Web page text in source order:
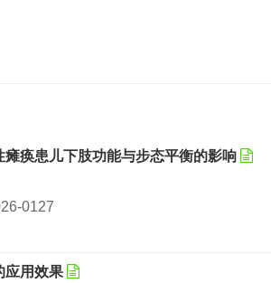
痪患儿下肢功能与步态平衡的影响
0127
应用效果